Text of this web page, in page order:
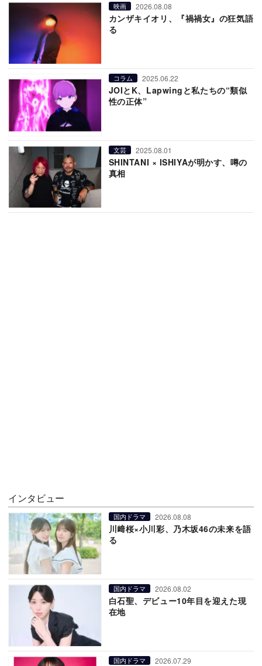
映画 2026.08.08
カンザキイオリ、『禍禍女』の狂気語
る
コラム 2025.06.22
JOIとK、Lapwingと私たちの“類似
性の正体”
文芸 2025.08.01
SHINTANI × ISHIYAが明かす、噂の
真相
インタビュー
国内ドラマ 2026.08.08
川﨑桜×小川彩、乃木坂46の未来を語
る
国内ドラマ 2026.08.02
白石聖、デビュー10年目を迎えた現
在地
国内ドラマ 2026.07.29